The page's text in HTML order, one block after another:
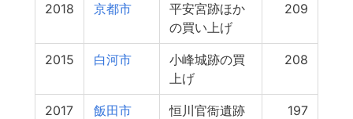
2018 京都市
平安宮跡ほか
の買い上げ
209
2015 白河市
小峰城跡の買
上げ
208
2017 飯田市
恒川官衙遺跡
197